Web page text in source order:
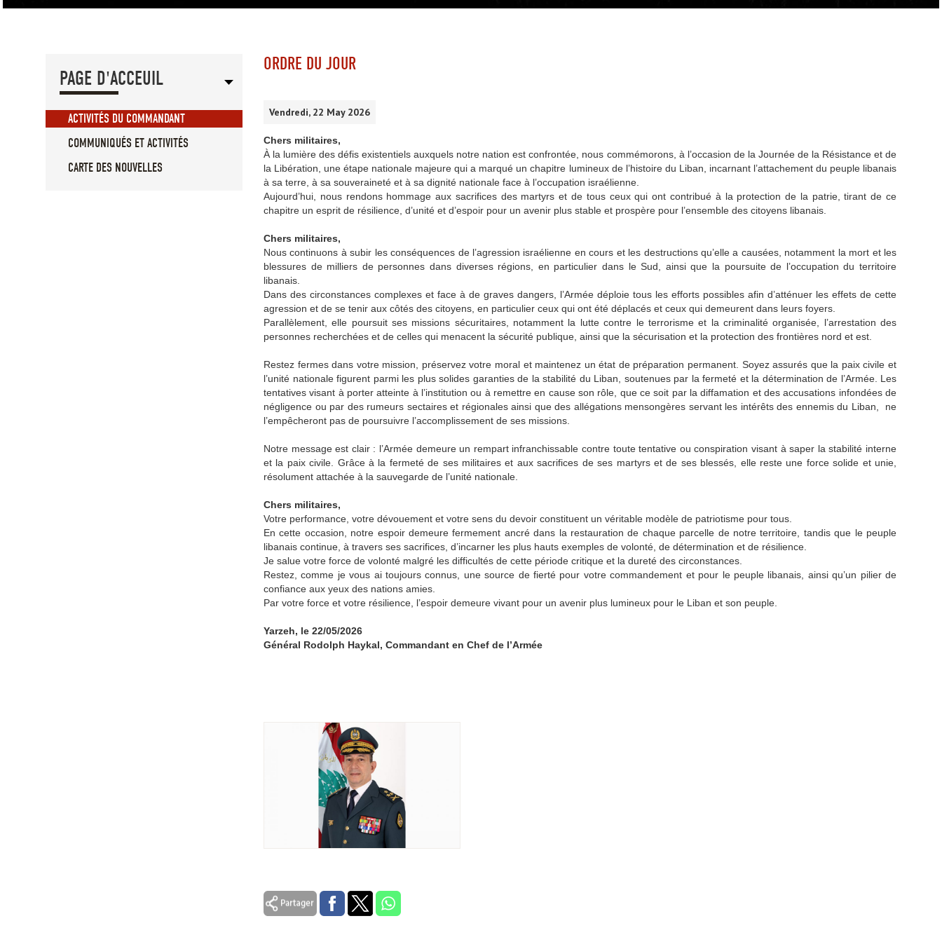
PAGE D'ACCEUIL
ACTIVITÉS DU COMMANDANT
COMMUNIQUÉS ET ACTIVITÉS
CARTE DES NOUVELLES
ORDRE DU JOUR
Vendredi, 22 May 2026
Chers militaires,
À la lumière des défis existentiels auxquels notre nation est confrontée, nous commémorons, à l’occasion de la Journée de la Résistance et de
la Libération, une étape nationale majeure qui a marqué un chapitre lumineux de l’histoire du Liban, incarnant l’attachement du peuple libanais
à sa terre, à sa souveraineté et à sa dignité nationale face à l’occupation israélienne.
Aujourd’hui, nous rendons hommage aux sacrifices des martyrs et de tous ceux qui ont contribué à la protection de la patrie, tirant de ce
chapitre un esprit de résilience, d’unité et d’espoir pour un avenir plus stable et prospère pour l’ensemble des citoyens libanais.
Chers militaires,
Nous continuons à subir les conséquences de l’agression israélienne en cours et les destructions qu’elle a causées, notamment la mort et les
blessures de milliers de personnes dans diverses régions, en particulier dans le Sud, ainsi que la poursuite de l’occupation du territoire
libanais.
Dans des circonstances complexes et face à de graves dangers, l’Armée déploie tous les efforts possibles afin d’atténuer les effets de cette
agression et de se tenir aux côtés des citoyens, en particulier ceux qui ont été déplacés et ceux qui demeurent dans leurs foyers.
Parallèlement, elle poursuit ses missions sécuritaires, notamment la lutte contre le terrorisme et la criminalité organisée, l’arrestation des
personnes recherchées et de celles qui menacent la sécurité publique, ainsi que la sécurisation et la protection des frontières nord et est.
Restez fermes dans votre mission, préservez votre moral et maintenez un état de préparation permanent. Soyez assurés que la paix civile et
l’unité nationale figurent parmi les plus solides garanties de la stabilité du Liban, soutenues par la fermeté et la détermination de l’Armée. Les
tentatives visant à porter atteinte à l’institution ou à remettre en cause son rôle, que ce soit par la diffamation et des accusations infondées de
négligence ou par des rumeurs sectaires et régionales ainsi que des allégations mensongères servant les intérêts des ennemis du Liban, ne
l’empêcheront pas de poursuivre l’accomplissement de ses missions.
Notre message est clair : l’Armée demeure un rempart infranchissable contre toute tentative ou conspiration visant à saper la stabilité interne
et la paix civile. Grâce à la fermeté de ses militaires et aux sacrifices de ses martyrs et de ses blessés, elle reste une force solide et unie,
résolument attachée à la sauvegarde de l’unité nationale.
Chers militaires,
Votre performance, votre dévouement et votre sens du devoir constituent un véritable modèle de patriotisme pour tous.
En cette occasion, notre espoir demeure fermement ancré dans la restauration de chaque parcelle de notre territoire, tandis que le peuple
libanais continue, à travers ses sacrifices, d’incarner les plus hauts exemples de volonté, de détermination et de résilience.
Je salue votre force de volonté malgré les difficultés de cette période critique et la dureté des circonstances.
Restez, comme je vous ai toujours connus, une source de fierté pour votre commandement et pour le peuple libanais, ainsi qu’un pilier de
confiance aux yeux des nations amies.
Par votre force et votre résilience, l’espoir demeure vivant pour un avenir plus lumineux pour le Liban et son peuple.
Yarzeh, le 22/05/2026
Général Rodolph Haykal, Commandant en Chef de l’Armée